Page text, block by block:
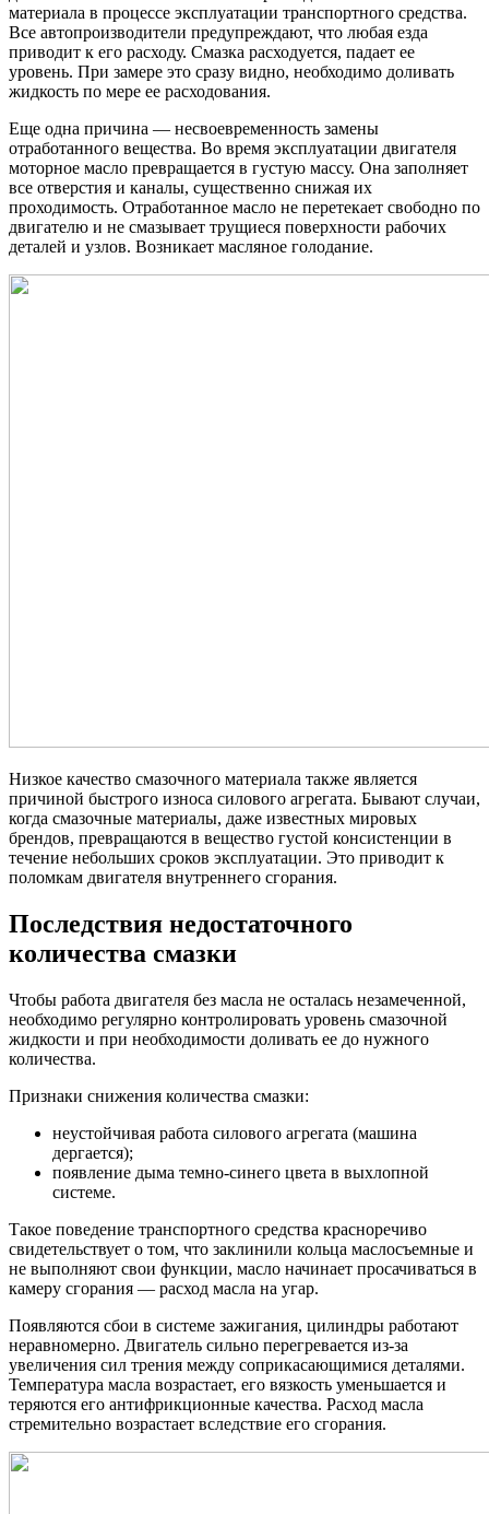
материала в процессе эксплуатации транспортного средства.
Все автопроизводители предупреждают, что любая езда
приводит к его расходу. Смазка расходуется, падает ее
уровень. При замере это сразу видно, необходимо доливать
жидкость по мере ее расходования.
Еще одна причина — несвоевременность замены
отработанного вещества. Во время эксплуатации двигателя
моторное масло превращается в густую массу. Она заполняет
все отверстия и каналы, существенно снижая их
проходимость. Отработанное масло не перетекает свободно по
двигателю и не смазывает трущиеся поверхности рабочих
деталей и узлов. Возникает масляное голодание.
Низкое качество смазочного материала также является
причиной быстрого износа силового агрегата. Бывают случаи,
когда смазочные материалы, даже известных мировых
брендов, превращаются в вещество густой консистенции в
течение небольших сроков эксплуатации. Это приводит к
поломкам двигателя внутреннего сгорания.
Последствия недостаточного
количества смазки
Чтобы работа двигателя без масла не осталась незамеченной,
необходимо регулярно контролировать уровень смазочной
жидкости и при необходимости доливать ее до нужного
количества.
Признаки снижения количества смазки:
неустойчивая работа силового агрегата (машина
дергается);
появление дыма темно-синего цвета в выхлопной
системе.
Такое поведение транспортного средства красноречиво
свидетельствует о том, что заклинили кольца маслосъемные и
не выполняют свои функции, масло начинает просачиваться в
камеру сгорания — расход масла на угар.
Появляются сбои в системе зажигания, цилиндры работают
неравномерно. Двигатель сильно перегревается из-за
увеличения сил трения между соприкасающимися деталями.
Температура масла возрастает, его вязкость уменьшается и
теряются его антифрикционные качества. Расход масла
стремительно возрастает вследствие его сгорания.